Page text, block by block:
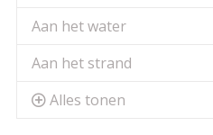
Aan het water
Aan het strand
Alles tonen